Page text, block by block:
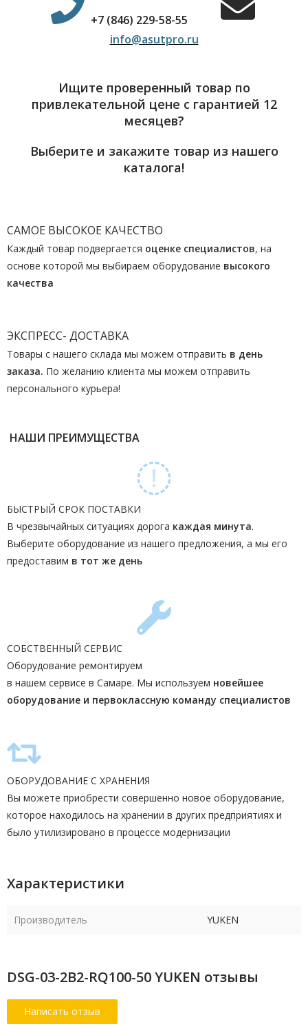
+7 (846) 229-58-55
info@asutpro.ru
Ищите проверенный товар по
привлекательной цене с гарантией 12
месяцев?
Выберите и закажите товар из нашего
каталога!
САМОЕ ВЫСОКОЕ КАЧЕСТВО
Каждый товар подвергается оценке специалистов, на
основе которой мы выбираем оборудование высокого
качества
ЭКСПРЕСС- ДОСТАВКА
Товары с нашего склада мы можем отправить в день
заказа. По желанию клиента мы можем отправить
персонального курьера!
НАШИ ПРЕИМУЩЕСТВА
БЫСТРЫЙ СРОК ПОСТАВКИ
В чрезвычайных ситуациях дорога каждая минута.
Выберите оборудование из нашего предложения, а мы его
предоставим в тот же день
СОБСТВЕННЫЙ СЕРВИС
Оборудование ремонтируем
в нашем сервисе в Самаре. Мы используем новейшее
оборудование и первоклассную команду специалистов
ОБОРУДОВАНИЕ С ХРАНЕНИЯ
Вы можете приобрести совершенно новое оборудование,
которое находилось на хранении в других предприятиях и
было утилизировано в процессе модернизации
Характеристики
Производитель YUKEN
DSG-03-2B2-RQ100-50 YUKEN отзывы